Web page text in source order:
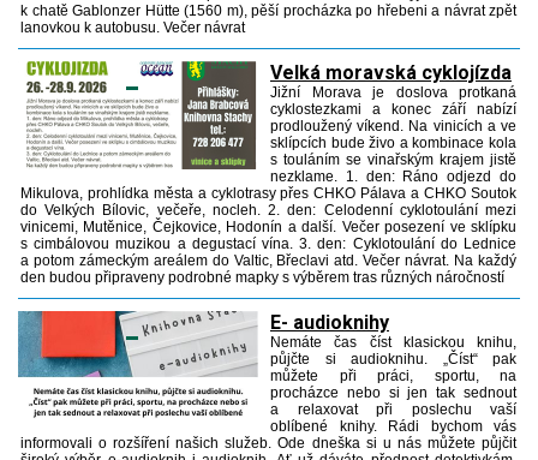
k chatě Gablonzer Hütte (1560 m), pěší procházka po hřebeni a návrat zpět
lanovkou k autobusu. Večer návrat
Velká moravská cyklojízda
Jižní Morava je doslova protkaná
cyklostezkami a konec září nabízí
prodloužený víkend. Na vinicích a ve
sklípcích bude živo a kombinace kola
s touláním se vinařským krajem jistě
nezklame. 1. den: Ráno odjezd do
Mikulova, prohlídka města a cyklotrasy přes CHKO Pálava a CHKO Soutok
do Velkých Bílovic, večeře, nocleh. 2. den: Celodenní cyklotoulání mezi
vinicemi, Mutěnice, Čejkovice, Hodonín a další. Večer posezení ve sklípku
s cimbálovou muzikou a degustací vína. 3. den: Cyklotoulání do Lednice
a potom zámeckým areálem do Valtic, Břeclavi atd. Večer návrat. Na každý
den budou připraveny podrobné mapky s výběrem tras různých náročností
E- audioknihy
Nemáte čas číst klasickou knihu,
půjčte si audioknihu. „Číst“ pak
můžete při práci, sportu, na
procházce nebo si jen tak sednout
a relaxovat při poslechu vaší
oblíbené knihy. Rádi bychom vás
informovali o rozšíření našich služeb. Ode dneška si u nás můžete půjčit